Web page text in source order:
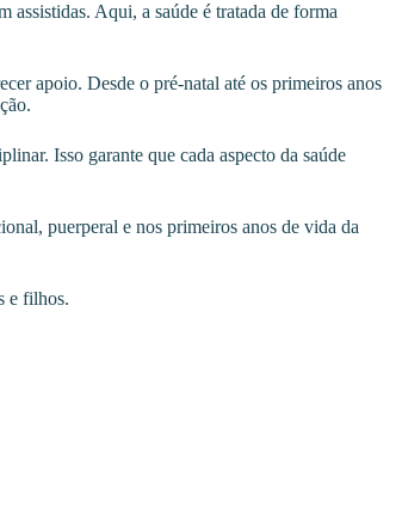
assistidas. Aqui, a saúde é tratada de forma
apoio. Desde o pré-natal até os primeiros anos
Isso garante que cada aspecto da saúde
puerperal e nos primeiros anos de vida da
e filhos.